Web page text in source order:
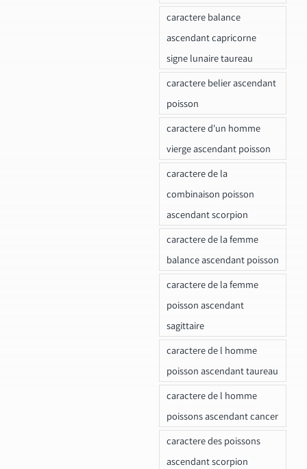
caractere balance
ascendant capricorne
signe lunaire taureau
caractere belier ascendant
poisson
caractere d'un homme
vierge ascendant poisson
caractere de la
combinaison poisson
ascendant scorpion
caractere de la femme
balance ascendant poisson
caractere de la femme
poisson ascendant
sagittaire
caractere de l homme
poisson ascendant taureau
caractere de l homme
poissons ascendant cancer
caractere des poissons
ascendant scorpion